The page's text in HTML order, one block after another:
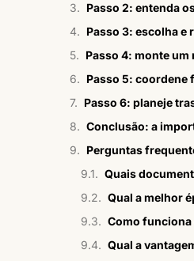
Passo 2: entenda
Passo 3: escolha e
Passo 4: monte
Passo 5: coordene
Passo 6: planeje
Conclusão: a
Perguntas
Quais
Qual a melhor
Como funciona
Qual a